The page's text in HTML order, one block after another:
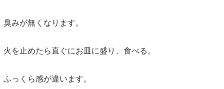
臭みが無くなります。
火を止めたら直ぐにお皿に盛り、食べる。
ふっくら感が違います。